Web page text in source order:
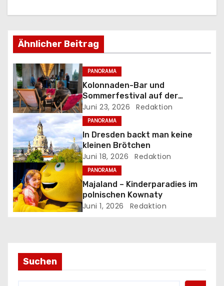
g
s
n
a
v
i
g
a
t
n
Ähnlicher Beitrag
PANORAMA
Kolonnaden-Bar und
Sommerfestival auf der
Museumsinsel
Juni 23, 2026 Redaktion
PANORAMA
In Dresden backt man keine
kleinen Brötchen
Juni 18, 2026 Redaktion
PANORAMA
Majaland – Kinderparadies im
polnischen Kownaty
Juni 1, 2026 Redaktion
Suchen